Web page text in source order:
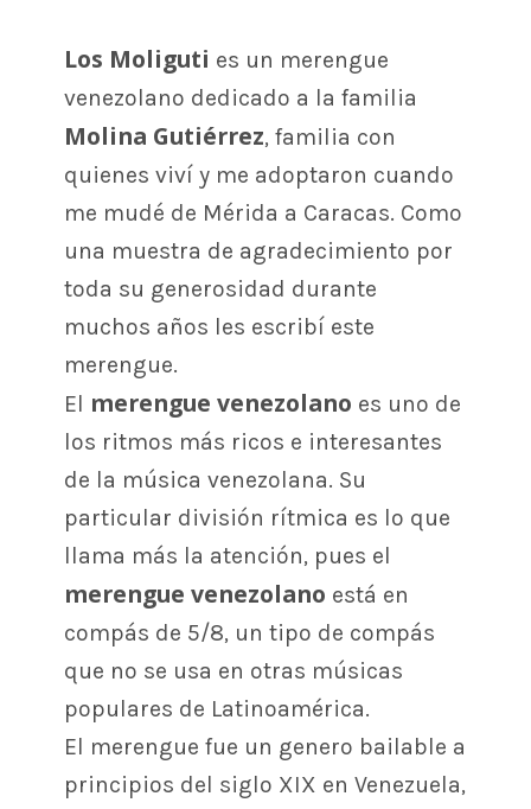
Los Moliguti es un merengue
venezolano dedicado a la familia
Molina Gutiérrez, familia con
quienes viví y me adoptaron cuando
me mudé de Mérida a Caracas. Como
una muestra de agradecimiento por
toda su generosidad durante
muchos años les escribí este
merengue.
El merengue venezolano es uno de
los ritmos más ricos e interesantes
de la música venezolana. Su
particular división rítmica es lo que
llama más la atención, pues el
merengue venezolano está en
compás de 5/8, un tipo de compás
que no se usa en otras músicas
populares de Latinoamérica.
El merengue fue un genero bailable a
principios del siglo XIX en Venezuela,